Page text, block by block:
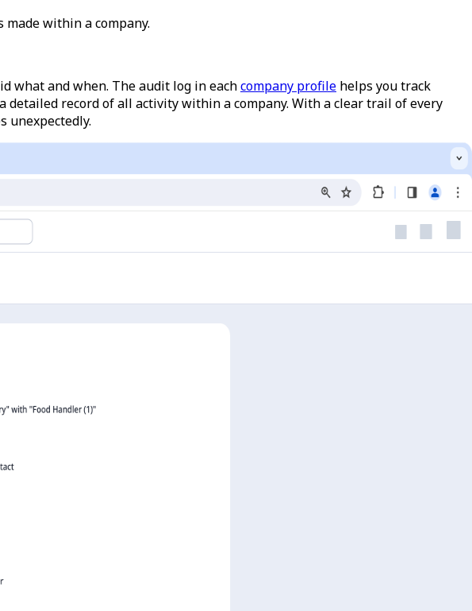
within a company.
what and when. The audit log in eachcompany profile helps you track
detailed record of all activity within a company. With a clear trail of every
unexpectedly.